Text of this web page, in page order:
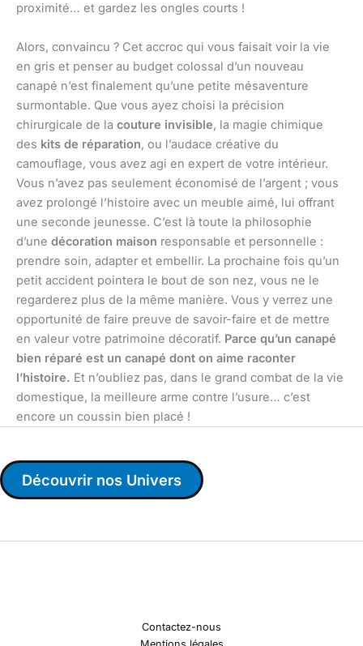
proximité… et gardez les ongles courts !
Alors, convaincu ? Cet accroc qui vous faisait voir la vie
en gris et penser au budget colossal d’un nouveau
canapé n’est finalement qu’une petite mésaventure
surmontable. Que vous ayez choisi la précision
chirurgicale de la couture invisible, la magie chimique
des kits de réparation, ou l’audace créative du
camouflage, vous avez agi en expert de votre intérieur.
Vous n’avez pas seulement économisé de l’argent ; vous
avez prolongé l’histoire avec un meuble aimé, lui offrant
une seconde jeunesse. C’est là toute la philosophie
d’une décoration maison responsable et personnelle :
prendre soin, adapter et embellir. La prochaine fois qu’un
petit accident pointera le bout de son nez, vous ne le
regarderez plus de la même manière. Vous y verrez une
opportunité de faire preuve de savoir-faire et de mettre
en valeur votre patrimoine décoratif. Parce qu’un canapé
bien réparé est un canapé dont on aime raconter
l’histoire. Et n’oubliez pas, dans le grand combat de la vie
domestique, la meilleure arme contre l’usure… c’est
encore un coussin bien placé !
Découvrir nos Univers
Contactez-nous